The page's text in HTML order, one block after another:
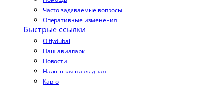
Часто задаваемые вопросы
Оперативные изменения
Быстрые ссылки
О flydubai
Наш авиапарк
Новости
Налоговая накладная
Карго